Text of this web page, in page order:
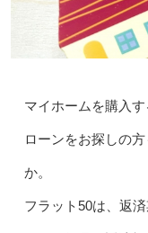
マイホームを購入
ローンをお探しの
か。
フラット50は、返